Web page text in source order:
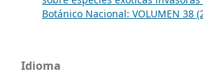
Botánico Nacional: VOLUMEN 38
Idioma